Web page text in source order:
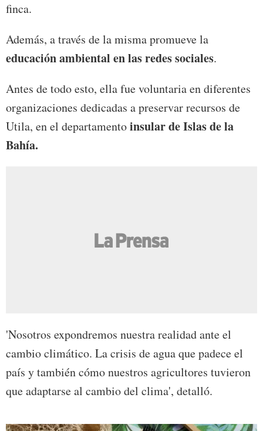
finca.
Además, a través de la misma promueve la
educación ambiental en las redes sociales.
Antes de todo esto, ella fue voluntaria en diferentes
organizaciones dedicadas a preservar recursos de
Utila, en el departamentoinsular de Islas de la
Bahía.
'Nosotros expondremos nuestra realidad ante el
cambio climático. La crisis de agua que padece el
país y también cómo nuestros agricultores tuvieron
que adaptarse al cambio del clima', detalló.